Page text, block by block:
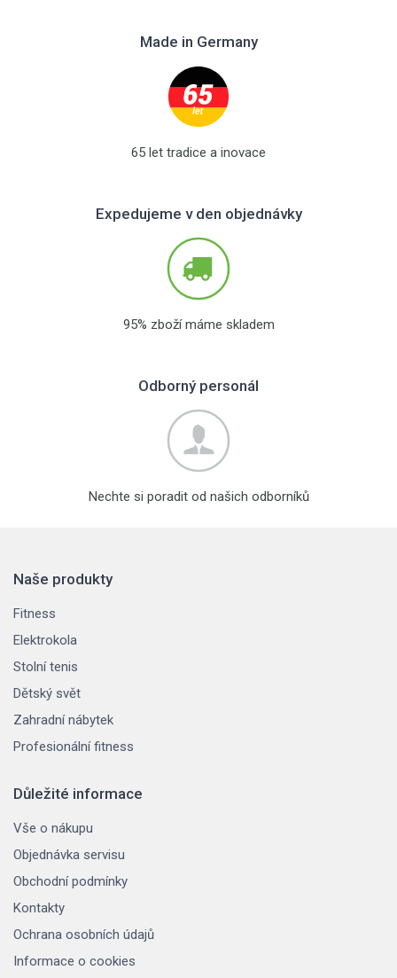
Made in Germany
65 let tradice a inovace
Expedujeme v den objednávky
95% zboží máme skladem
Odborný personál
Nechte si poradit od našich odborníků
Naše produkty
Fitness
Elektrokola
Stolní tenis
Dětský svět
Zahradní nábytek
Profesionální fitness
Důležité informace
Vše o nákupu
Objednávka servisu
Obchodní podmínky
Kontakty
Ochrana osobních údajů
Informace o cookies